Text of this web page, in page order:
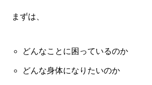
まずは、
どんなことに困っているのか
どんな身体になりたいのか